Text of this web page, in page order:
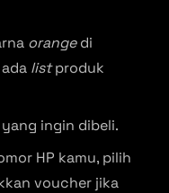
orangedi
listproduk
ingin dibeli.
HP kamu, pilih
voucher jika